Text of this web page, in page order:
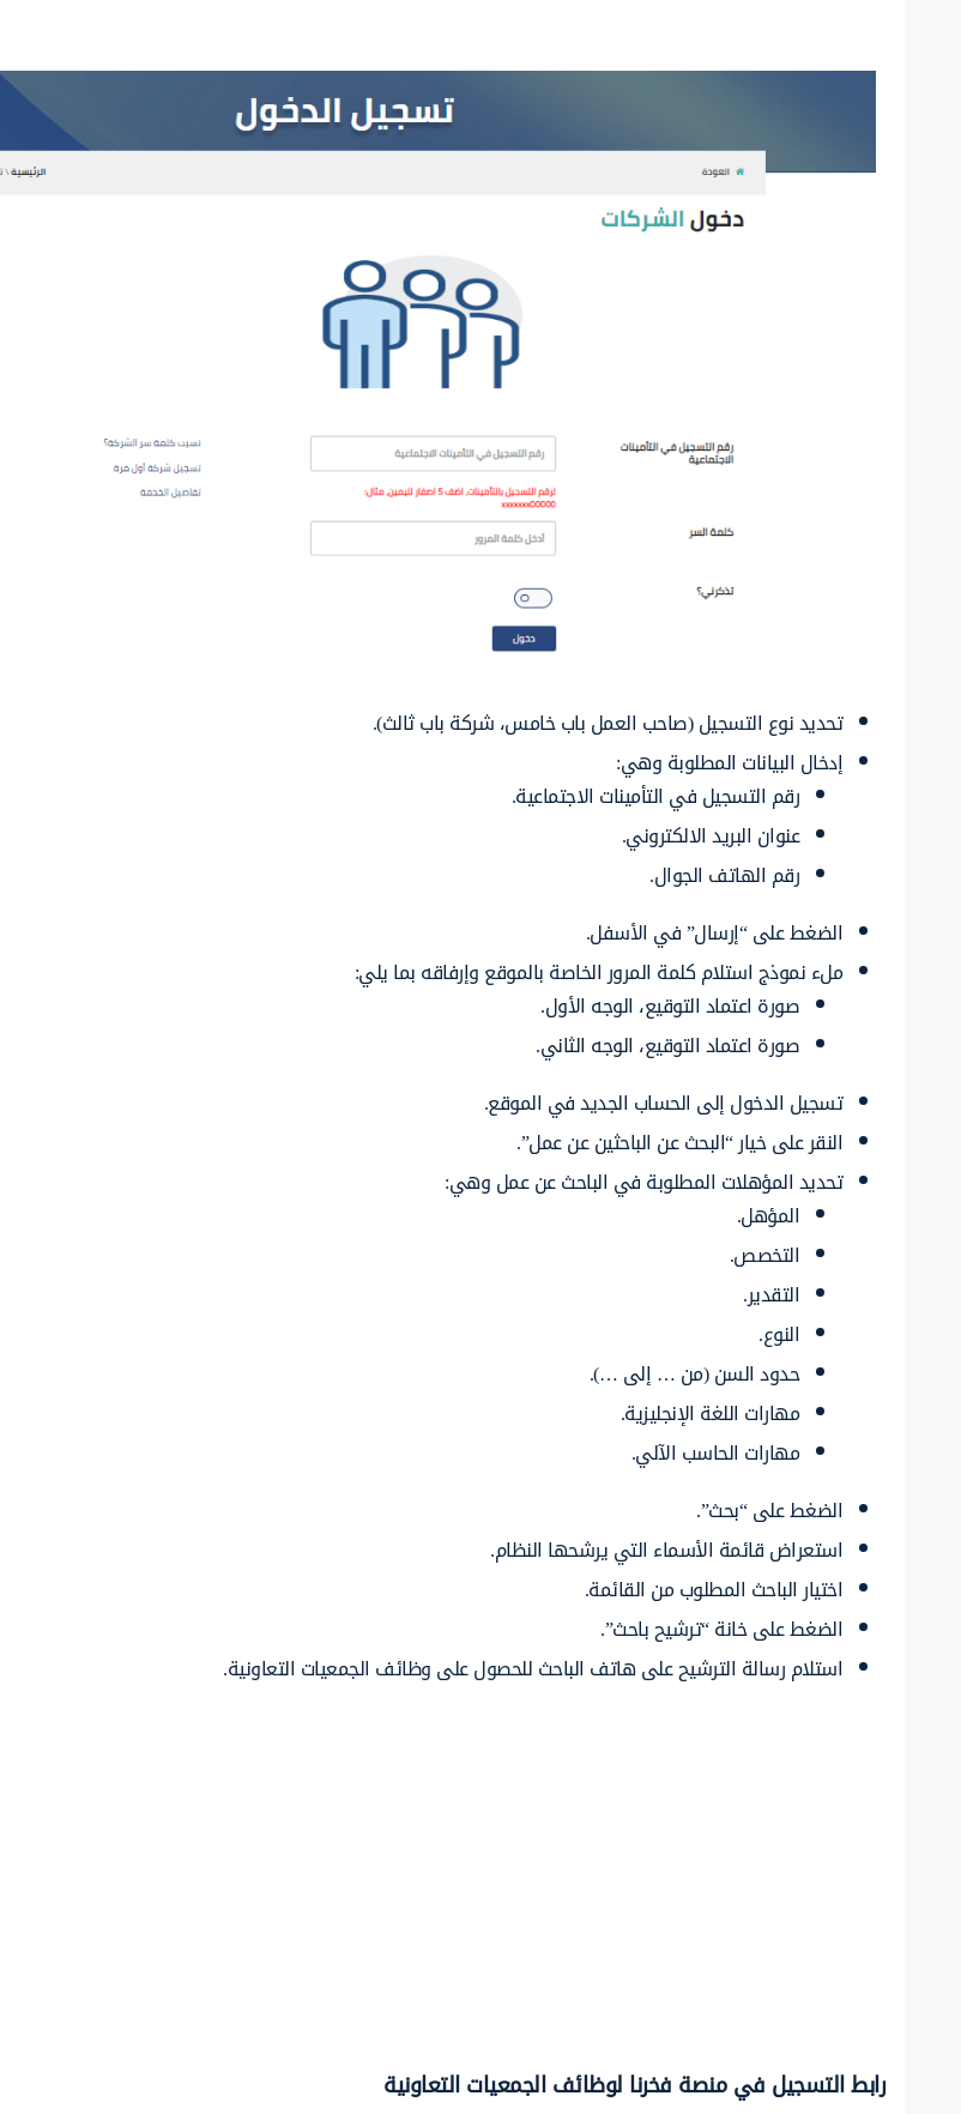
تحديد نوع التسجيل (صاحب العمل باب خامس، شركة باب ثالث).
إدخال البيانات المطلوبة وهي:
رقم التسجيل في التأمينات الاجتماعية.
عنوان البريد الالكتروني.
رقم الهاتف الجوال.
الضغط على “إرسال” في الأسفل.
ملء نموذج استلام كلمة المرور الخاصة بالموقع وإرفاقه بما يلي:
صورة اعتماد التوقيع، الوجه الأول.
صورة اعتماد التوقيع، الوجه الثاني.
تسجيل الدخول إلى الحساب الجديد في الموقع.
النقر على خيار “البحث عن الباحثين عن عمل”.
تحديد المؤهلات المطلوبة في الباحث عن عمل وهي:
المؤهل.
التخصص.
التقدير.
النوع.
حدود السن (من … إلى …).
مهارات اللغة الإنجليزية.
مهارات الحاسب الآلي.
الضغط على “بحث”.
استعراض قائمة الأسماء التي يرشحها النظام.
اختيار الباحث المطلوب من القائمة.
الضغط على خانة “ترشيح باحث”.
استلام رسالة الترشيح على هاتف الباحث للحصول على وظائف الجمعيات التعاونية.
رابط التسجيل في منصة فخرنا لوظائف الجمعيات التعاونية